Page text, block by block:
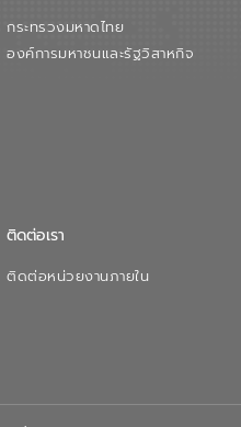
กระทรวงมหาดไทย
องค์การมหาชนและรัฐวิสาหกิจ
ติดต่อเรา
ติดต่อหน่วยงานภายใน